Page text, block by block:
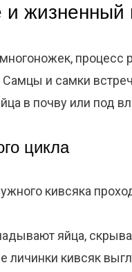
жизненный
и самки
в почву или под
цикла
кивсяка
яйца,
личинки кивсяк